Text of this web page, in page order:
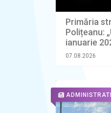
Primăria
Polițeanu:
ianuarie
07.08.2026